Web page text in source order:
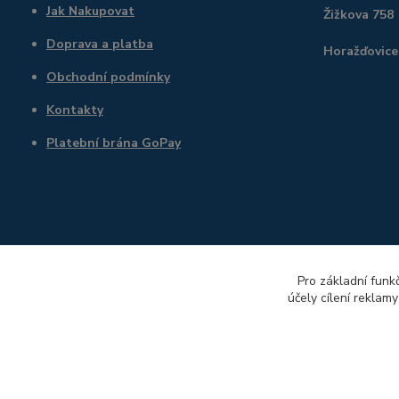
Jak Nakupovat
Doprava a platba
Obchodní podmínky
Kontakty
Platební brána GoPay
Žižkova 758
Pro základní
účely cílení